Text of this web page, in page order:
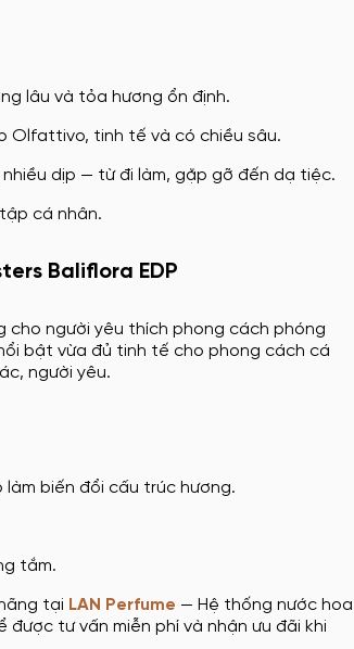
lâu và tỏa hương ổn định.
Olfattivo, tinh tế và có chiều sâu.
dịp — từ đi làm, gặp gỡ đến dạ tiệc.
cá nhân.
Baliflora EDP
cho người yêu thích phong cách phóng
bật vừa đủ tinh tế cho phong cách cá
người yêu.
biến đổi cấu trúc hương.
tắm.
tại LAN Perfume — Hệ thống nước hoa
được tư vấn miễn phí và nhận ưu đãi khi